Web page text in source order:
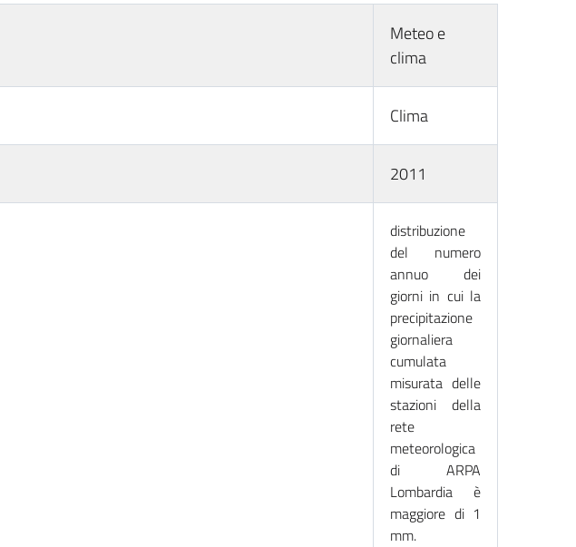
Meteo e
clima
Clima
2011
distribuzione
del numero
annuo dei
giorni in cui la
precipitazione
giornaliera
cumulata
misurata delle
stazioni della
rete
meteorologica
di ARPA
Lombardia è
maggiore di 1
mm.